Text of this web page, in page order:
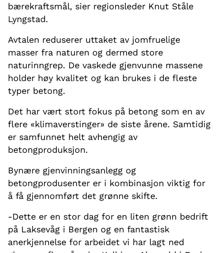
bærekraftsmål, sier regionsleder Knut Ståle
Lyngstad.
Avtalen reduserer uttaket av jomfruelige
masser fra naturen og dermed store
naturinngrep. De vaskede gjenvunne massene
holder høy kvalitet og kan brukes i de fleste
typer betong.
Det har vært stort fokus på betong som en av
flere «klimaverstinger» de siste årene. Samtidig
er samfunnet helt avhengig av
betongproduksjon.
Bynære gjenvinningsanlegg og
betongprodusenter er i kombinasjon viktig for
å få gjennomført det grønne skifte.
-Dette er en stor dag for en liten grønn bedrift
på Laksevåg i Bergen og en fantastisk
anerkjennelse for arbeidet vi har lagt ned